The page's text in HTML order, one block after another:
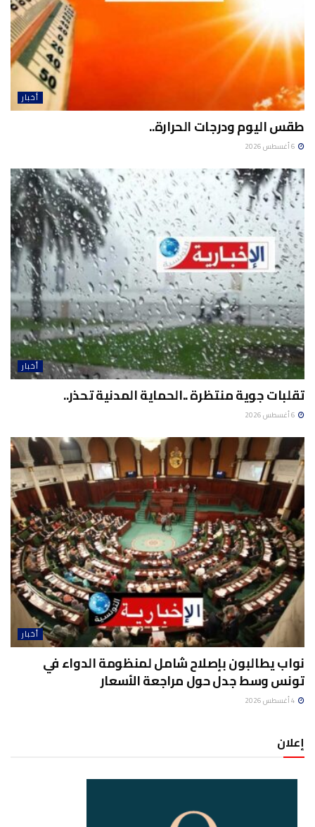
أخبار
طقس اليوم ودرجات الحرارة..
6 أغسطس 2026
أخبار
تقلبات جوية منتظرة ..الحماية المدنية تحذر..
6 أغسطس 2026
أخبار
نواب يطالبون بإصلاح شامل لمنظومة الدواء في
تونس وسط جدل حول مراجعة الأسعار
4 أغسطس 2026
إعلان